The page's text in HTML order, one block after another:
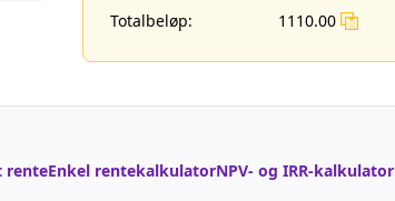
Totalbeløp: 1110.00
renteEnkel rentekalkulatorNPV- og IRR-kalkulator